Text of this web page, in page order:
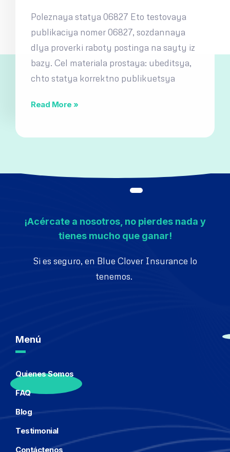
Poleznaya statya 06827 Eto testovaya
publikaciya nomer 06827, sozdannaya
dlya proverki raboty postinga na sayty iz
bazy. Cel materiala prostaya: ubeditsya,
chto statya korrektno publikuetsya
Read More »
¡Acércate a nosotros, no pierdes nada y
tienes mucho que ganar!
Si es seguro, en Blue Clover Insurance lo
tenemos.
Menú
Quienes Somos
FAQ
Blog
Testimonial
Contáctenos